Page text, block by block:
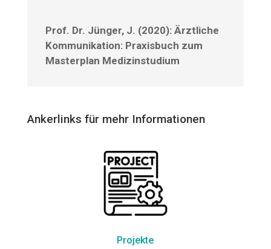
Prof. Dr. Jünger, J. (2020): Ärztliche
Kommunikation: Praxisbuch zum
Masterplan Medizinstudium
Ankerlinks für mehr Informationen
Projekte